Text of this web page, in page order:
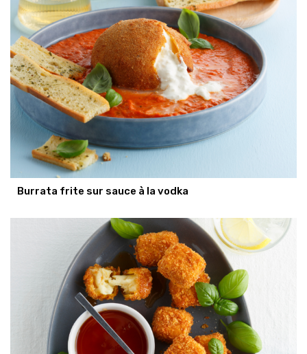
Burrata frite sur sauce à la vodka